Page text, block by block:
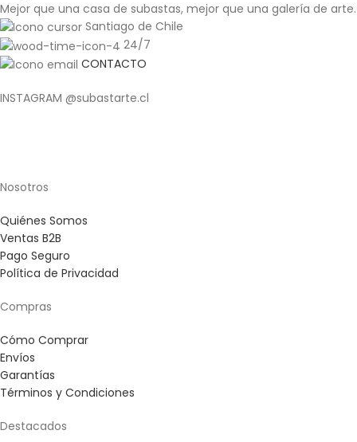
Mejor que una casa de subastas, mejor que una galería de arte.
Santiago de Chile
24/7
CONTACTO
INSTAGRAM @subastarte.cl
Nosotros
Quiénes Somos
Ventas B2B
Pago Seguro
Política de Privacidad
Compras
Cómo Comprar
Envíos
Garantías
Términos y Condiciones
Destacados